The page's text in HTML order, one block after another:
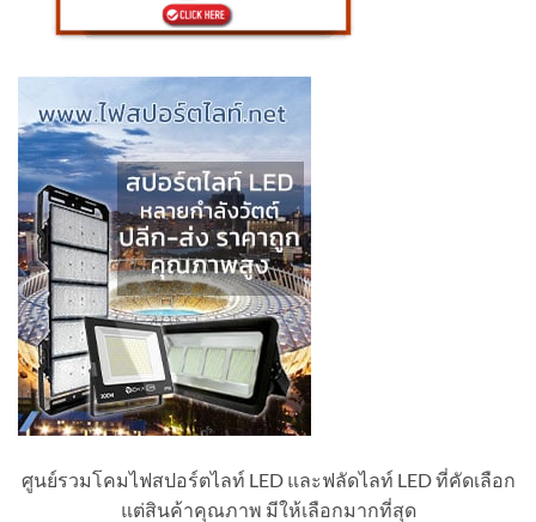
ศูนย์รวมโคมไฟสปอร์ตไลท์ LED และฟลัดไลท์ LED ที่คัดเลือก
แต่สินค้าคุณภาพ มีให้เลือกมากที่สุด